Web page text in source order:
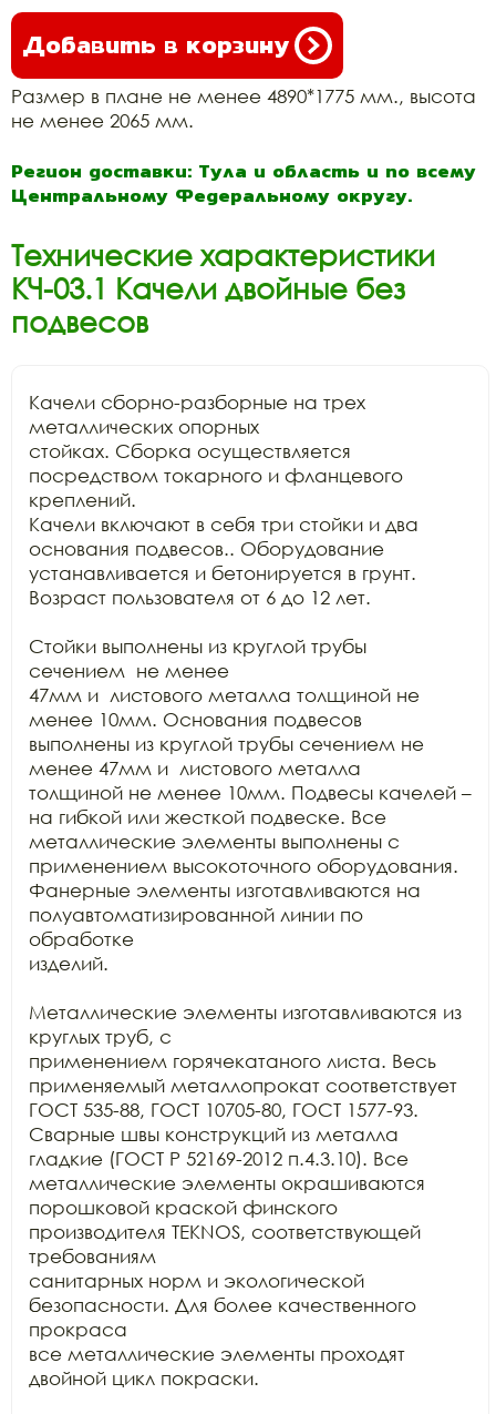
Добавить в корзину
Размер в плане не менее 4890*1775 мм., высота
не менее 2065 мм.
Регион доставки: Тула и область и по всему
Центральному Федеральному округу.
Технические характеристики
КЧ-03.1 Качели двойные без
подвесов
Качели сборно-разборные на трех
металлических опорных
стойках. Сборка осуществляется
посредством токарного и фланцевого
креплений.
Качели включают в себя три стойки и два
основания подвесов.. Оборудование
устанавливается и бетонируется в грунт.
Возраст пользователя от 6 до 12 лет.
Стойки выполнены из круглой трубы
сечением  не менее
47мм и  листового металла толщиной не
менее 10мм. Основания подвесов
выполнены из круглой трубы сечением не
менее 47мм и  листового металла
толщиной не менее 10мм. Подвесы качелей –
на гибкой или жесткой подвеске. Все
металлические элементы выполнены с
применением высокоточного оборудования.
Фанерные элементы изготавливаются на
полуавтоматизированной линии по
обработке
изделий.
Металлические элементы изготавливаются из
круглых труб, с
применением горячекатаного листа. Весь
применяемый металлопрокат соответствует
ГОСТ 535-88, ГОСТ 10705-80, ГОСТ 1577-93.
Сварные швы конструкций из металла
гладкие (ГОСТ Р 52169-2012 п.4.3.10). Все
металлические элементы окрашиваются
порошковой краской финского
производителя TEKNOS, соответствующей
требованиям
санитарных норм и экологической
безопасности. Для более качественного
прокраса
все металлические элементы проходят
двойной цикл покраски.